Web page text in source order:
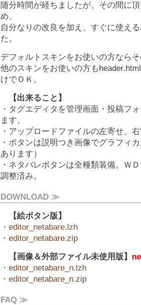
随分時間が経ちましたが、その間に
め、
自分なりの改良を加え、すぐに使え
た。
デフォルトスキンをお使いの方なら
他のスキンをお使いの方も
けでＯＫ。
【出来ること】
・タグエディタを管理画面・投稿フ
ます。
・アップロードファイルの左寄せ、
・ボタンは説明つき画像でグラフィ
あります）
・ネタバレボタンは全種類装備。Ｗ
調整済み。
DOWNLOAD ≫
【絵ボタン版】
・editor_netabare.lzh
・editor_netabare.zip
【画像＆外部ファイル未使用版】
・editor_netabare_n.lzh
・editor_netabare_n.zip
FAQ ≫